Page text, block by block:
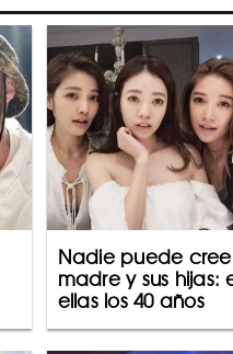
Nadie puede
madre y sus hijas:
ellas los 40 años